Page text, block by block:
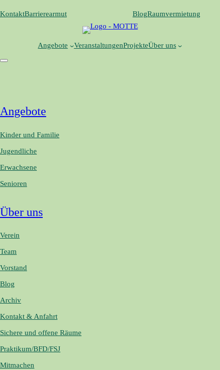
Inhalt
KontaktBarrierearmut BlogRaumvermietung
Angebote VeranstaltungenProjekteÜber uns
Angebote
Kinder und Familie
Jugendliche
Erwachsene
Senioren
Über uns
Verein
Team
Vorstand
Blog
Archiv
Kontakt & Anfahrt
Sichere und offene Räume
Praktikum/BFD/FSJ
Mitmachen